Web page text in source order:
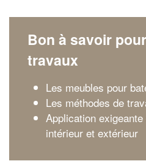
Bon à savoir
travaux
Les meubles pour
Les méthodes de
Application
intérieur et extérieur